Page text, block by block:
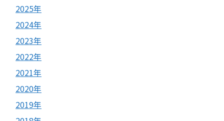
2025年
2024年
2023年
2022年
2021年
2020年
2019年